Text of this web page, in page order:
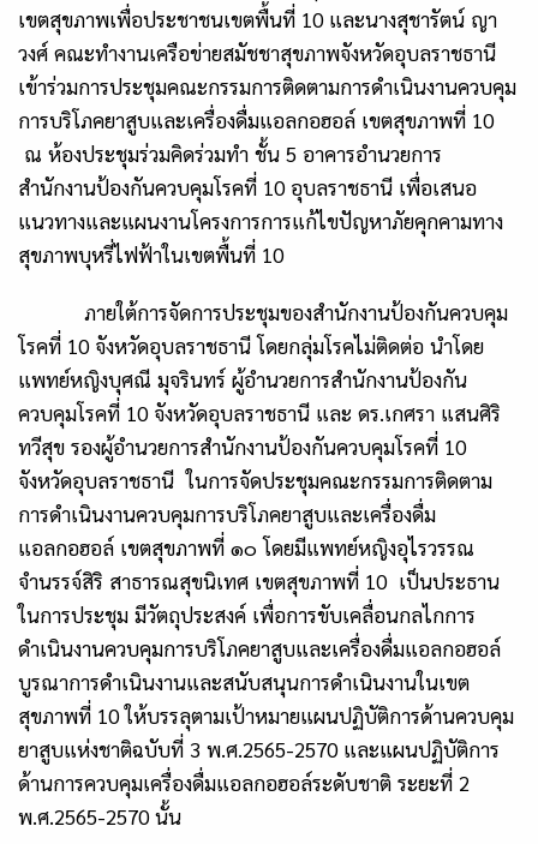
เขตสุขภาพเพื่อประชาชนเขตพื้นที่ 10 และนางสุชารัตน์ ญา
วงศ์ คณะทำงานเครือข่ายสมัชชาสุขภาพจังหวัดอุบลราชธานี
เข้าร่วมการประชุมคณะกรรมการติดตามการดำเนินงานควบคุม
การบริโภคยาสูบและเครื่องดื่มแอลกอฮอล์ เขตสุขภาพที่ 10
ณ ห้องประชุมร่วมคิดร่วมทำ ชั้น 5 อาคารอำนวยการ
สำนักงานป้องกันควบคุมโรคที่ 10อุบลราชธานี เพื่อเสนอ
แนวทางและแผนงานโครงการการแก้ไขปัญหาภัยคุกคามทาง
สุขภาพบุหรี่ไฟฟ้าในเขตพื้นที่ 10
ภายใต้การจัดการประชุมของสำนักงานป้องกันควบคุม
โรคที่ 10จังหวัดอุบลราชธานี โดยกลุ่มโรคไม่ติดต่อ นำโดย
แพทย์หญิงบุศณี มุจรินทร์ ผู้อำนวยการสำนักงานป้องกัน
ควบคุมโรคที่ 10 จังหวัดอุบลราชธานี และ ดร.เกศรา แสนศิริ
ทวีสุข รองผู้อำนวยการสำนักงานป้องกันควบคุมโรคที่ 10
จังหวัดอุบลราชธานี ในการจัดประชุมคณะกรรมการติดตาม
การดำเนินงานควบคุมการบริโภคยาสูบและเครื่องดื่ม
แอลกอฮอล์ เขตสุขภาพที่ ๑๐ โดยมีแพทย์หญิงอุไรวรรณ
จำนรรจ์สิริ สาธารณสุขนิเทศ เขตสุขภาพที่ 10 เป็นประธาน
ในการประชุม มีวัตถุประสงค์ เพื่อการขับเคลื่อนกลไกการ
ดำเนินงานควบคุมการบริโภคยาสูบและเครื่องดื่มแอลกอฮอล์
บูรณาการดำเนินงานและสนับสนุนการดำเนินงานในเขต
สุขภาพที่ 10ให้บรรลุตามเป้าหมายแผนปฏิบัติการด้านควบคุม
ยาสูบแห่งชาติฉบับที่ 3 พ.ศ.2565-2570 และแผนปฏิบัติการ
ด้านการควบคุมเครื่องดื่มแอลกอฮอล์ระดับชาติ ระยะที่ 2
พ.ศ.2565-2570นั้น